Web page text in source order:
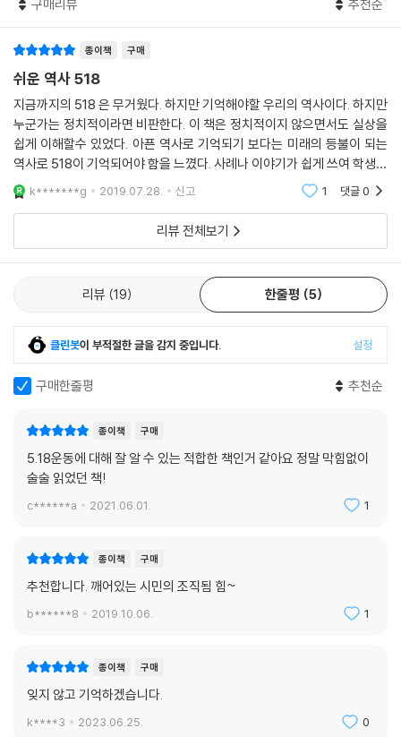
하는 모습은 5·18 정신을 잘 보여 준다.
당사자들, 살아남은 사람들, 기억하는 사람들…
5·18을 역사로 만들어 온 다양한 시민들
5·18을 시간 순서에 따라 설명해 나가면서, 이 책에서는 특히 다양한 시민
들의 노력을 담아냈다. 많이 알려진 시민군 대변인 윤상원, 독일인 기자 위
르겐 힌츠페터 등 대표적인 인물들은 물론, 평범한 시장 상인부터 고등학
생, 직장인처럼 역사의 전면에 드러나지는 않았지만 자기 자리에서 열심히
싸운 이들의 모습을 고루 소개한다.
특히 곳곳에 등장하는 이들의 목소리는 그 자체로 감동적이다. 사건 당시
현장에 있었던 기자, 계엄군의 총에 사람들이 죽어 가는 모습을 목격한 청
던 간호사 등 시민들의 이야기는 5·18을 다양한 입장에서 입체적으로 전
달하는 동시에 5·18이 역사가 되기까지 얼마나 많은 시민의 노력이 있었
는지를 드러낸다.
기자로서는 이 같은 행위를 적절히 표현할 단어를 찾을 수 없었다. 만행, 폭
거, 무차별 공격 등의 단어는 너무 밋밋해 도저히 성에 차지 않았다.
나는 가톨릭센터 뒤쪽 사거리에서 그 상황을 지켜보면서 사망자가 발생할
때마다 땅바닥에 다 ‘바를 정’ 자(正)로 표시했다. 약 30여 분 사이에 12명
이 사망했다.
몸이 약해서 보기에 그 헌혈허시면 안 되겠다고 그러면 막 화를 낸 거예요.
내가 죽어도 이럴 때 피 한 방울도 안 주면 내가 시민이 아니지 않냐. (……)
그때 인간으로 태어나서 가장 슬펐고, 또 가장 인간으로서 감동적인 순간
그리하여 우리 모두가 불의에 대항하여 끝까지 싸웠다는 자랑스러운 역사
를 남깁시다. 이 새벽을 넘기면 기필코 아침이 옵니다.
구매리뷰 추천순
종이책 구매
쉬운 역사 518
지금까지의 518 은 무거웠다. 하지만 기억해야할 우리의 역사이다. 하지만
누군가는 정치적이라면 비판한다. 이 책은 정치적이지 않으면서도 실상을
쉽게 이해할수 있었다. 아픈 역사로 기억되기 보다는 미래의 등불이 되는
역사로 518이 기억되어야 함을 느꼈다. 사례나 이야기가 쉽게 쓰여 학생들
과 쉽게 이야기할수 있을듯 하다. 광주만의 역사가 아니라 한국의 민주화
의 역사로 기억
k*******g 2019.07.28. 신고 1 댓글0
리뷰 전체보기
리뷰 19 한줄평 5
클린봇이 부적절한 글을 감지 중입니다. 설정
구매한줄평 추천순
종이책 구매
5.18운동에 대해 잘 알 수 있는 적합한 책인거 같아요 정말 막힘없이
술술 읽었던 책!
c******a 2021.06.01. 1
종이책 구매
추천합니다. 깨어있는 시민의 조직됨 힘~
b******8 2019.10.06. 1
종이책 구매
잊지 않고 기억하겠습니다.
k****3 2023.06.25. 0